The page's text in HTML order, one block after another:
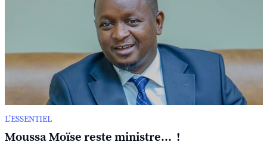
L’ESSENTIEL
Moussa Moïse reste ministre... !